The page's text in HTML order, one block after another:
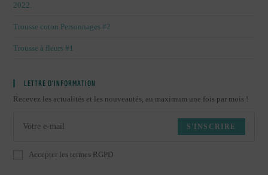
2022.
Trousse coton Personnages #2
Trousse à fleurs #1
LETTRE D’INFORMATION
Recevez les actualités et les nouveautés, au maximum une fois par mois !
S'INSCRIRE
Accepter les termes RGPD